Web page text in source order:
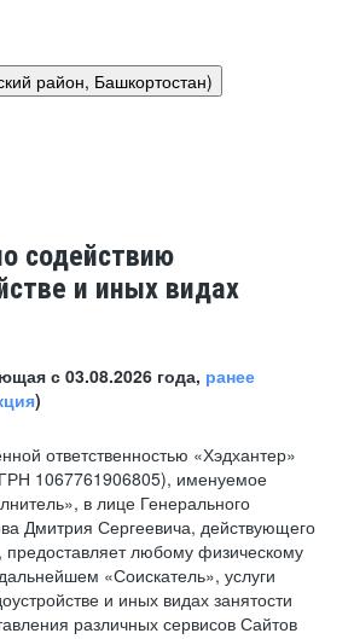
район, Башкортостан)
содействию
и иных видах
с 03.08.2026 года, ранее
)
ответственностью «Хэдхантер»
1067761906805), именуемое
в лице Генерального
Дмитрия Сергеевича, действующего
предоставляет любому физическому
«Соискатель», услуги
и иных видах занятости
различных сервисов Сайтов